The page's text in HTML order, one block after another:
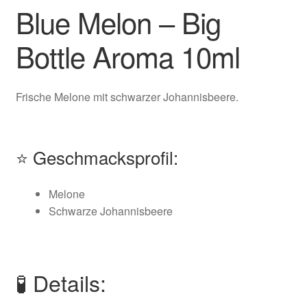
Blue Melon – Big
Bottle Aroma 10ml
Frische Melone mit schwarzer Johannisbeere.
⭐ Geschmacksprofil:
Melone
Schwarze Johannisbeere
🧪 Details: